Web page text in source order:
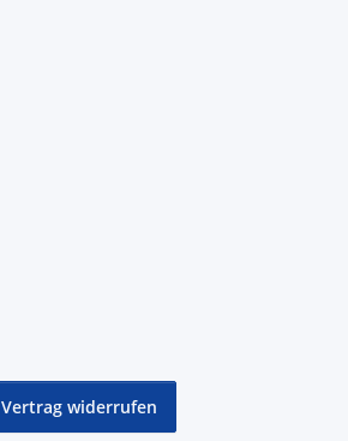
Vertrag widerrufen